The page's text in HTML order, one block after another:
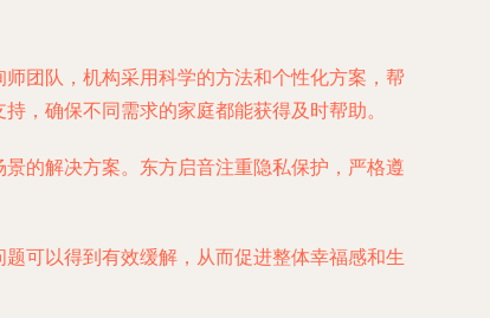
团队，机构采用科学的方法和个性化方案，帮
，确保不同需求的家庭都能获得及时帮助。
的解决方案。东方启音注重隐私保护，严格遵
可以得到有效缓解，从而促进整体幸福感和生